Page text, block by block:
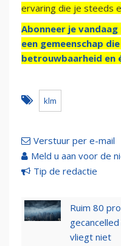
ervaring die je steeds
Abonneer je
een gemeenschap
betrouwbaarheid en
klm
Verstuur per e-mail
Meld u aan voor de
Tip de redactie
Ruim 80
vliegt niet